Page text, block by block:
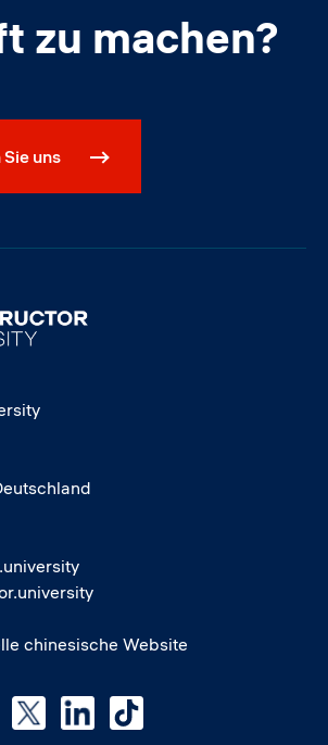
zu machen?
uns
chinesische Website